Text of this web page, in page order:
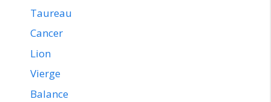
Taureau
Cancer
Lion
Vierge
Balance